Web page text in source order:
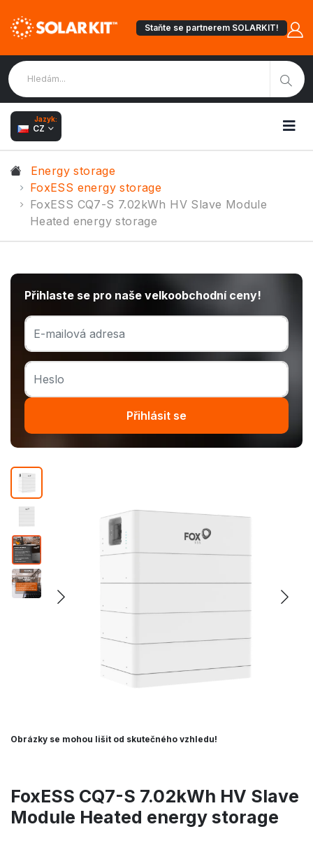
Staňte se partnerem SOLARKIT!
Jazyk:
CZ
Energy storage
FoxESS energy storage
FoxESS CQ7-S 7.02kWh HV Slave Module
Heated energy storage
Přihlaste se pro naše velkoobchodní ceny!
Přihlásit se
Obrázky se mohou lišit od skutečného vzhledu!
FoxESS CQ7-S 7.02kWh HV Slave
Module Heated energy storage